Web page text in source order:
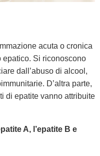
acuta o cronica
Si riconoscono
dall’abuso di alcool,
D’altra parte,
di epatite vanno attribuite
A, l’epatite B e